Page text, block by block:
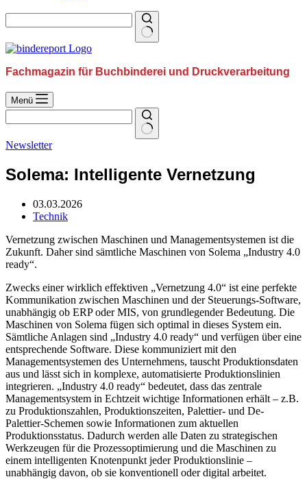
Fachmagazin für Buchbinderei und Druckverarbeitung
Menü
Newsletter
Solema: Intelligente Vernetzung
03.03.2026
Technik
Vernetzung zwischen Maschinen und Managementsystemen ist die
Zukunft. Daher sind sämtliche Maschinen von Solema „Industry 4.0
ready“.
Zwecks einer wirklich effektiven „Vernetzung 4.0“ ist eine perfekte
Kommunikation zwischen Maschinen und der Steuerungs-Software,
unabhängig ob ERP oder MIS, von grundlegender Bedeutung. Die
Maschinen von Solema fügen sich optimal in dieses System ein.
Sämtliche Anlagen sind „Industry 4.0 ready“ und verfügen über eine
entsprechende Software. Diese kommuniziert mit den
Managementsystemen des Unternehmens, tauscht Produktionsdaten
aus und lässt sich in komplexe, automatisierte Produktionslinien
integrieren. „Industry 4.0 ready“ bedeutet, dass das zentrale
Managementsystem in Echtzeit wichtige Informationen erhält – z.B.
zu Produktionszahlen, Produktionszeiten, Palettier- und De-
Palettier-Schemen sowie Informationen zum aktuellen
Produktionsstatus. Dadurch werden alle Daten zu strategischen
Werkzeugen für die Prozessoptimierung und die Maschinen zu
einem intelligenten Knotenpunkt jeder Produktionslinie –
unabhängig davon, ob sie konventionell oder digital arbeitet.